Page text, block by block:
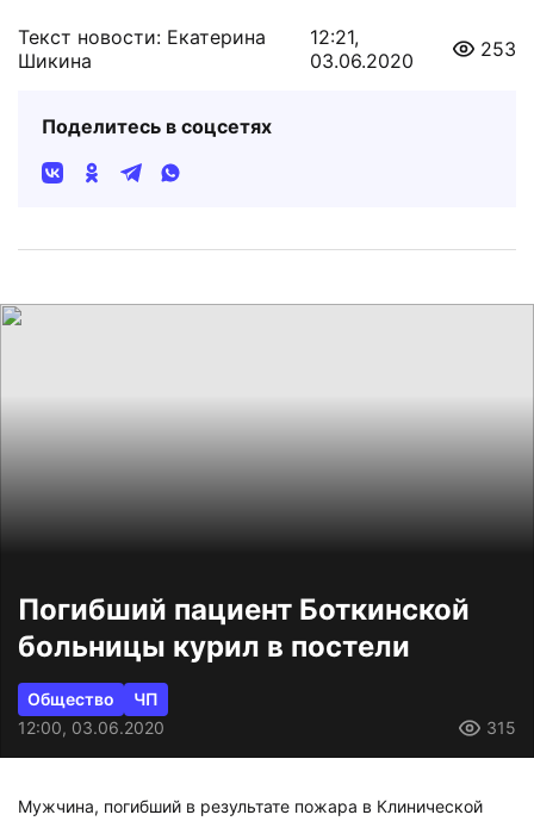
Текст новости: Екатерина
Шикина
12:21,
03.06.2020
253
Поделитесь в соцсетях
Погибший пациент Боткинской
больницы курил в постели
Общество
ЧП
12:00, 03.06.2020
315
Мужчина, погибший в результате пожара в Клинической